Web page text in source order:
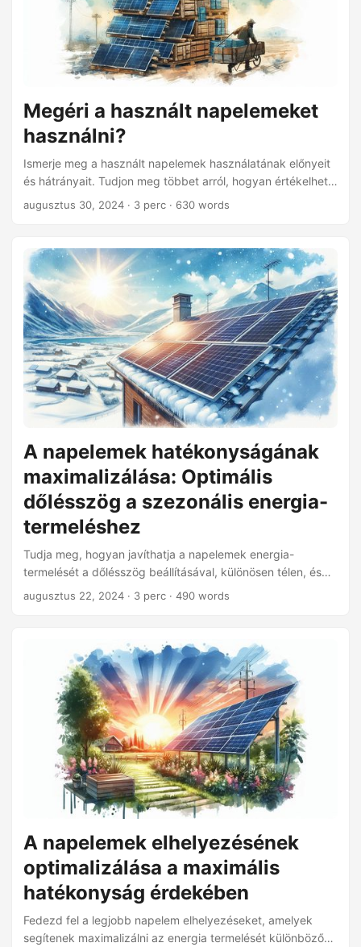
Megéri a használt napelemeket
használni?
Ismerje meg a használt napelemek használatának előnyeit
és hátrányait. Tudjon meg többet arról, hogyan értékelheti
azok állapotát, a lehetséges megtakarításokat és a
augusztus 30, 2024 · 3 perc · 630 words
A napelemek hatékonyságának
maximalizálása: Optimális
dőlésszög a szezonális energia-
termeléshez
Tudja meg, hogyan javíthatja a napelemek energia-
termelését a dőlésszög beállításával, különösen télen, és
miért lehet, hogy egy univerzális dőlésszög nem mindig a
augusztus 22, 2024 · 3 perc · 490 words
A napelemek elhelyezésének
optimalizálása a maximális
hatékonyság érdekében
Fedezd fel a legjobb napelem elhelyezéseket, amelyek
segítenek maximalizálni az energia termelését különböző